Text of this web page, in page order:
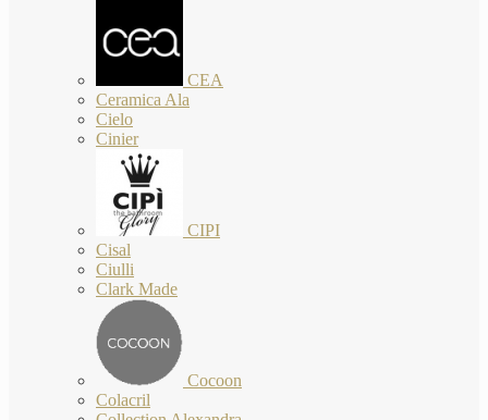
CEA
Ceramica Ala
Cielo
Cinier
CIPI
Cisal
Ciulli
Clark Made
Cocoon
Colacril